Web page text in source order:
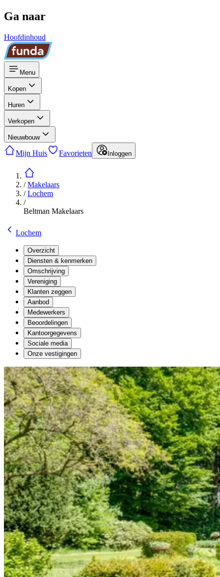
Ga naar
Hoofdinhoud
Menu
Kopen
Huren
Verkopen
Nieuwbouw
Mijn Huis Favorieten Inloggen
/Makelaars
/Lochem
/
Beltman Makelaars
Lochem
Overzicht
Diensten & kenmerken
Omschrijving
Vereniging
Klanten zeggen
Aanbod
Medewerkers
Beoordelingen
Kantoorgegevens
Sociale media
Onze vestigingen